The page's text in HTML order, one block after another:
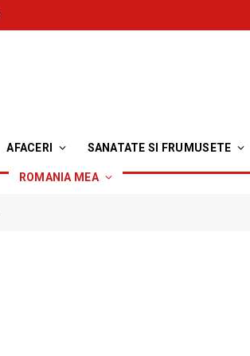
AFACERI SANATATE SI FRUMUSETE
ROMANIA MEA